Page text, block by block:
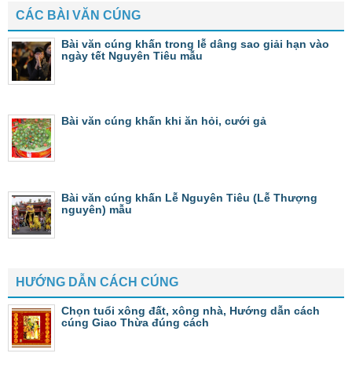
CÁC BÀI VĂN CÚNG
Bài văn cúng khấn trong lễ dâng sao giải hạn vào
ngày tết Nguyên Tiêu mẫu
Bài văn cúng khấn khi ăn hỏi, cưới gả
Bài văn cúng khấn Lễ Nguyên Tiêu (Lễ Thượng
nguyên) mẫu
HƯỚNG DẪN CÁCH CÚNG
Chọn tuổi xông đất, xông nhà, Hướng dẫn cách
cúng Giao Thừa đúng cách